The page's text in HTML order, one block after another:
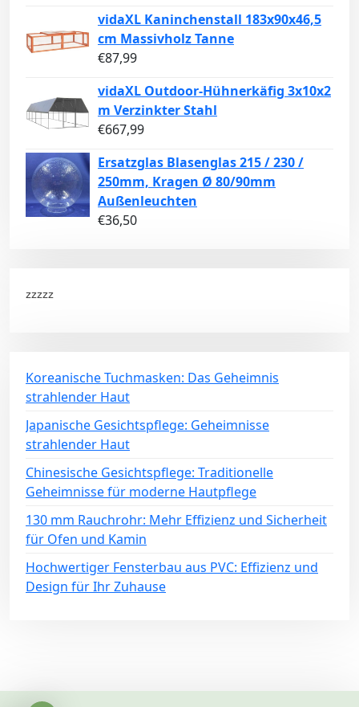
vidaXL Kaninchenstall 183x90x46,5
cm Massivholz Tanne
€87,99
vidaXL Outdoor-Hühnerkäfig 3x10x2
m Verzinkter Stahl
€667,99
Ersatzglas Blasenglas 215 / 230 /
250mm, Kragen Ø 80/90mm
Außenleuchten
€36,50
zzzzz
Koreanische Tuchmasken: Das Geheimnis
strahlender Haut
Japanische Gesichtspflege: Geheimnisse
strahlender Haut
Chinesische Gesichtspflege: Traditionelle
Geheimnisse für moderne Hautpflege
130 mm Rauchrohr: Mehr Effizienz und Sicherheit
für Ofen und Kamin
Hochwertiger Fensterbau aus PVC: Effizienz und
Design für Ihr Zuhause